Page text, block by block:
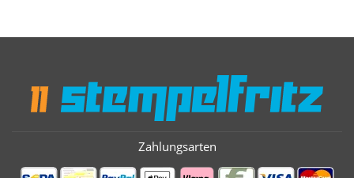
Zahlungsarten